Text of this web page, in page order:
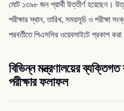
মোট ১৩৯৮ জন প্রার্থী উত্তীর্ণ হয়েছেন।
পরীক্ষার স্থান, তারিখ, সময়সূচি ও পরীক্ষা
পরবর্তীতে পিএসসির ওয়েবসাইটে প্রকাশ
বিভিন্ন মন্ত্রণালয়ের ব্যক্তিগত
পরীক্ষার ফলাফল